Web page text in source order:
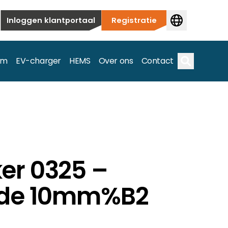
Inloggen klantportaal Registratie
EV-charger HEMS Over ons Contact
tot commerciële en utiliteitstoepassingen.
0325 –
10mm%B2